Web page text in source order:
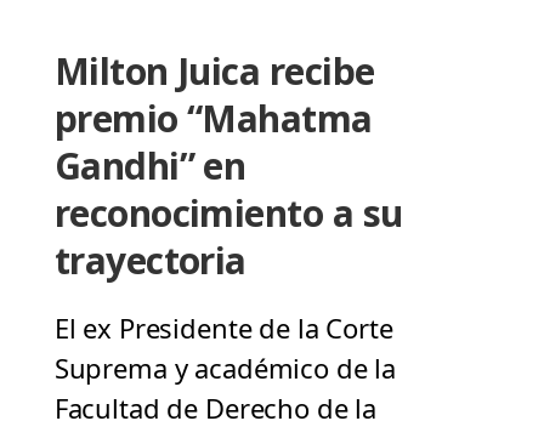
Milton Juica recibe
premio “Mahatma
Gandhi” en
reconocimiento a su
trayectoria
El ex Presidente de la Corte
Suprema y académico de la
Facultad de Derecho de la